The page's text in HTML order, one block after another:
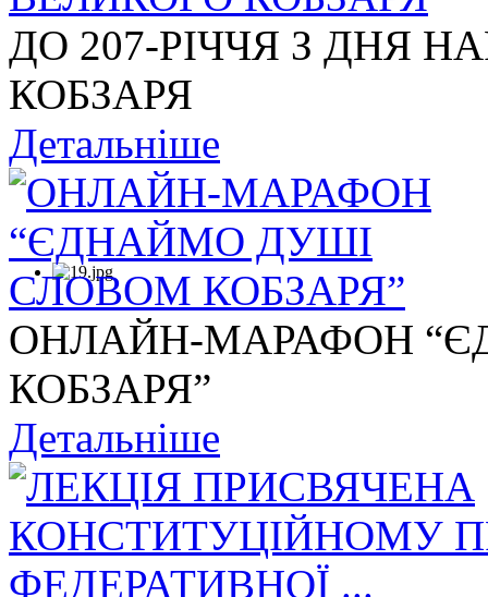
ДО 207-РІЧЧЯ З ДНЯ
КОБЗАРЯ
Детальніше
ОНЛАЙН-МАРАФОН
КОБЗАРЯ”
Детальніше